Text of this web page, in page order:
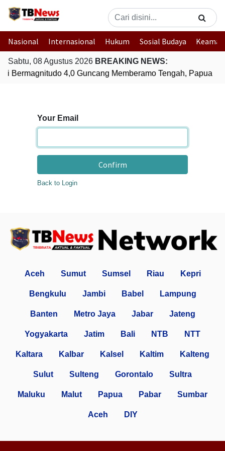
Nasional Internasional Hukum Sosial Budaya
Sabtu, 08 Agustus 2026 BREAKING NEWS:
Bermagnitudo 4,0 Guncang Memberamo Tengah, Papua
Your Email
Confirm
Back to Login
Aceh Sumut Sumsel Riau Kepri
Bengkulu Jambi Babel Lampung
Banten Metro Jaya Jabar Jateng
Yogyakarta Jatim Bali NTB NTT
Kaltara Kalbar Kalsel Kaltim Kalteng
Sulut Sulteng Gorontalo Sultra
Maluku Malut Papua Pabar Sumbar
Aceh DIY